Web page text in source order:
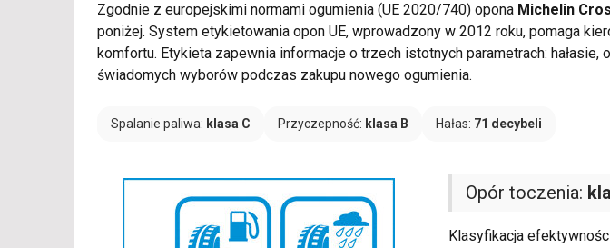
Zgodnie z europejskimi normami ogumienia (UE 2020/740) opona Michelin
poniżej. System etykietowania opon UE, wprowadzony w 2012 roku, pomaga
komfortu. Etykieta zapewnia informacje o trzech istotnych parametrach:
świadomych wyborów podczas zakupu nowego ogumienia.
Spalanie paliwa: klasa C Przyczepność: klasa B Hałas: 71 decybeli
Opór toczenia:
Klasyfikacja